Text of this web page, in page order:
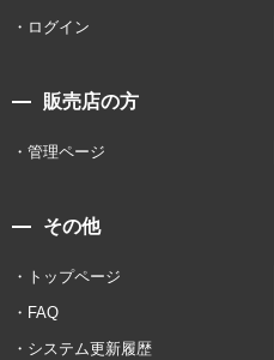
ログイン
販売店の方
管理ページ
その他
トップページ
FAQ
システム更新履歴